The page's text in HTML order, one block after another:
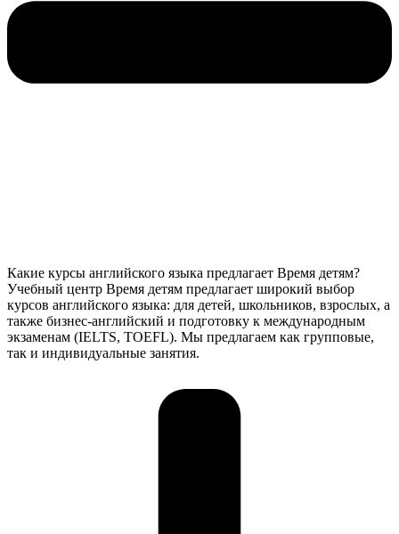
Какие курсы английского языка предлагает Время детям?
Учебный центр Время детям предлагает широкий выбор
курсов английского языка: для детей, школьников, взрослых, а
также бизнес-английский и подготовку к международным
экзаменам (IELTS, TOEFL). Мы предлагаем как групповые,
так и индивидуальные занятия.